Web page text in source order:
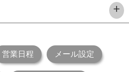
営業日程 メール設定